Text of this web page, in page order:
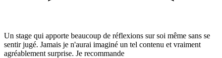
Un stage qui apporte beaucoup de réflexions sur soi même sans se
sentir jugé. Jamais je n'aurai imaginé un tel contenu et vraiment
agréablement surprise. Je recommande